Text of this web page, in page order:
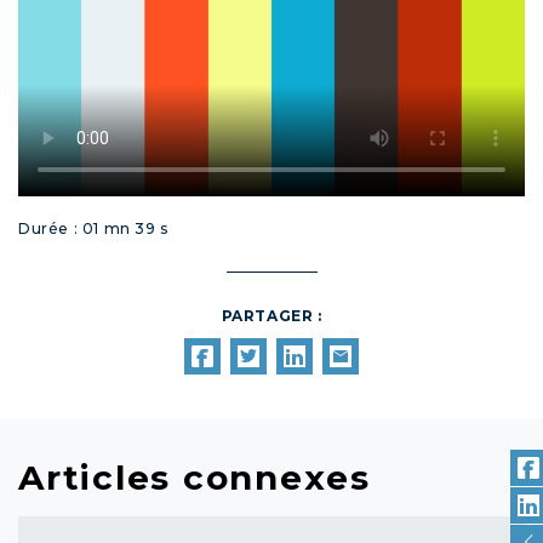
Durée : 01 mn 39 s
PARTAGER :
Articles connexes